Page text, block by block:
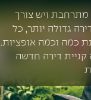
ויש צורך
גדולה יותר, כל
כמה וכמה אופציות.
דירה חדשה